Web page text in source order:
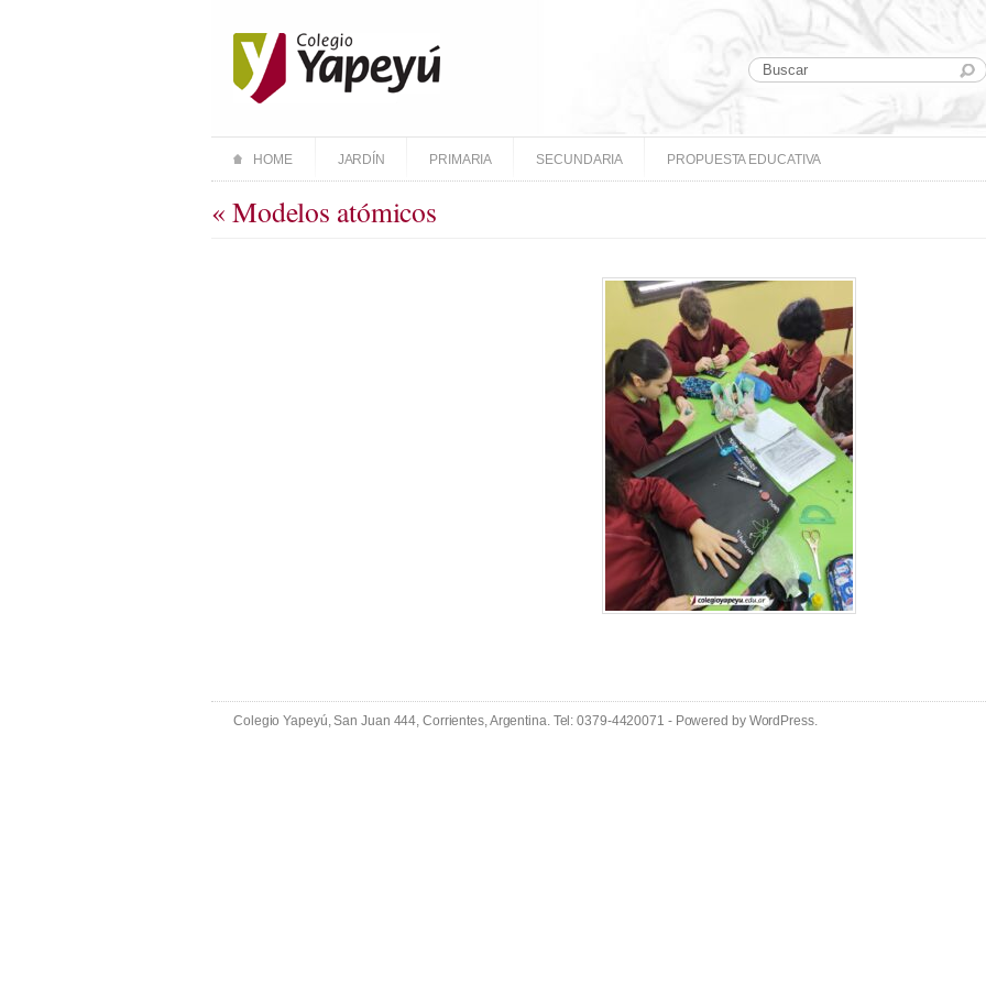
HOME JARDÍN PRIMARIA SECUNDARIA PROPUESTA EDUCATIVA
« Modelos atómicos
Colegio Yapeyú, San Juan 444, Corrientes, Argentina. Tel: 0379-4420071 - Powered by WordPress.